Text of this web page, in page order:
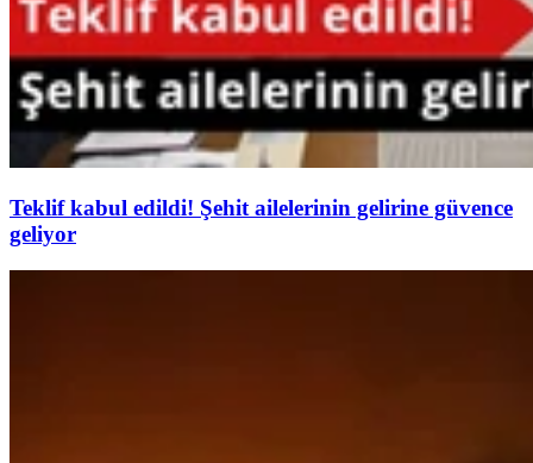
Teklif kabul edildi! Şehit ailelerinin gelirine güvence
geliyor